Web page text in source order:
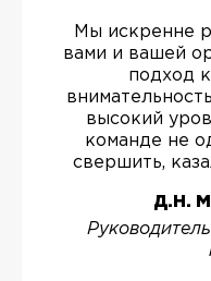
Мы искренне
вами и вашей
подход
высокий
команде не
свершить,
Д.Н.